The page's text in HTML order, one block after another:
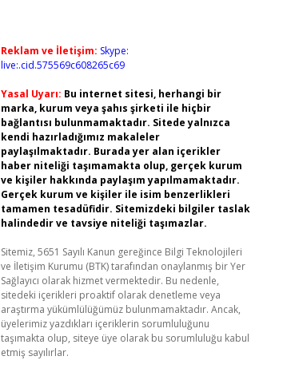
Reklam ve İletişim: Skype:
live:.cid.575569c608265c69
Yasal Uyarı: Bu internet sitesi, herhangi bir
marka, kurum veya şahıs şirketi ile hiçbir
bağlantısı bulunmamaktadır. Sitede yalnızca
kendi hazırladığımız makaleler
paylaşılmaktadır. Burada yer alan içerikler
haber niteliği taşımamakta olup, gerçek kurum
ve kişiler hakkında paylaşım yapılmamaktadır.
Gerçek kurum ve kişiler ile isim benzerlikleri
tamamen tesadüfidir. Sitemizdeki bilgiler taslak
halindedir ve tavsiye niteliği taşımazlar.
Sitemiz, 5651 Sayılı Kanun gereğince Bilgi Teknolojileri
ve İletişim Kurumu (BTK) tarafından onaylanmış bir Yer
Sağlayıcı olarak hizmet vermektedir. Bu nedenle,
sitedeki içerikleri proaktif olarak denetleme veya
araştırma yükümlülüğümüz bulunmamaktadır. Ancak,
üyelerimiz yazdıkları içeriklerin sorumluluğunu
taşımakta olup, siteye üye olarak bu sorumluluğu kabul
etmiş sayılırlar.